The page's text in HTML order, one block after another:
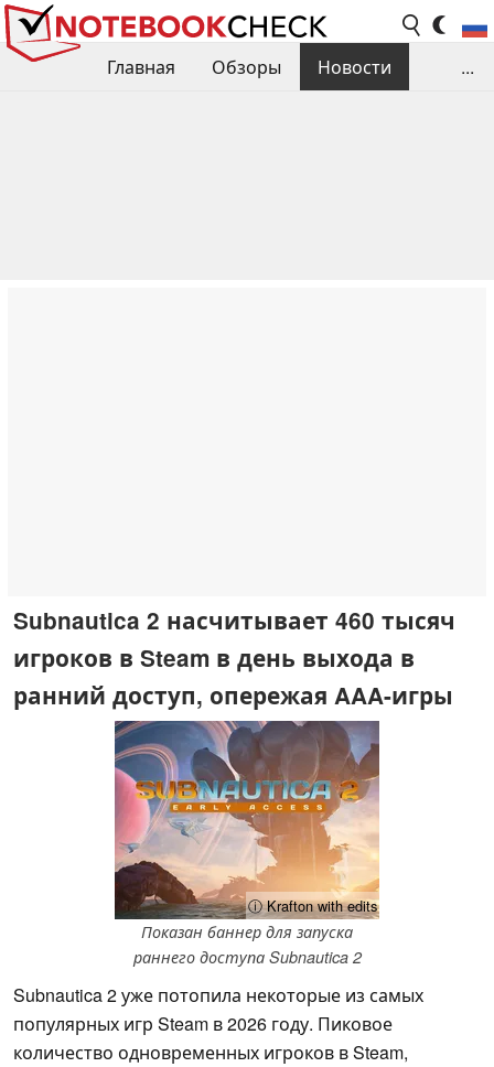
Главная Обзоры
Новости
...
Subnautica 2 насчитывает 460 тысяч
игроков в Steam в день выхода в
ранний доступ, опережая AAA-игры
ⓘ Krafton with edits
Показан баннер для запуска
раннего доступа Subnautica 2
Subnautica 2 уже потопила некоторые из самых
популярных игр Steam в 2026 году. Пиковое
количество одновременных игроков в Steam,